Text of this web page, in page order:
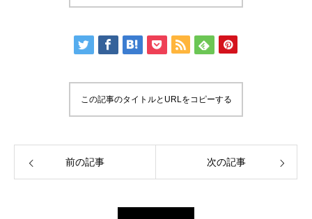
この記事のタイトルとURLをコピーする
前の記事 次の記事